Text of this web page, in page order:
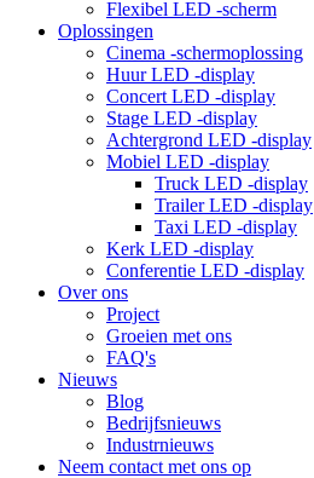
Flexibel LED -scherm
Oplossingen
Cinema -schermoplossing
Huur LED -display
Concert LED -display
Stage LED -display
Achtergrond LED -display
Mobiel LED -display
Truck LED -display
Trailer LED -display
Taxi LED -display
Kerk LED -display
Conferentie LED -display
Over ons
Project
Groeien met ons
FAQ's
Nieuws
Blog
Bedrijfsnieuws
Industrnieuws
Neem contact met ons op